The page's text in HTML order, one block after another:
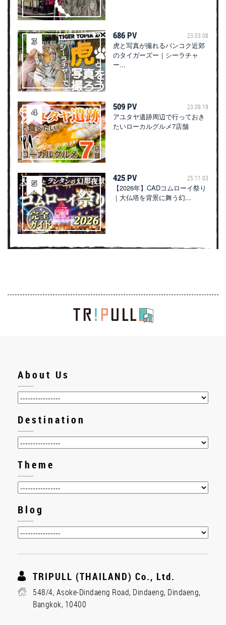
686 PV 23.03.08
虎と写真が撮れるバンコク近郊
のタイガーズー｜シーラチャ
ー...
509 PV 23.09.19
アユタヤ遺跡周辺で行っておき
たいローカルグルメ7店舗
425 PV 25.11.03
【2026年】CADコムローイ祭り
｜大仏塔を背景に舞う幻...
About Us
Destination
Theme
Blog
TRIPULL (THAILAND) Co., Ltd.
548/4, Asoke-Dindaeng Road, Dindaeng, Dindaeng,
Bangkok, 10400